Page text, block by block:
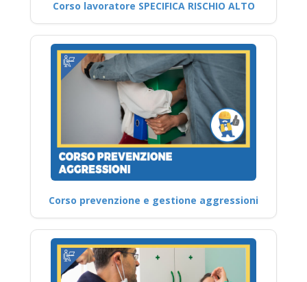
Corso lavoratore SPECIFICA RISCHIO ALTO
Corso prevenzione e gestione aggressioni